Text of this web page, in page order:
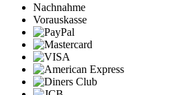
Nachnahme
Vorauskasse